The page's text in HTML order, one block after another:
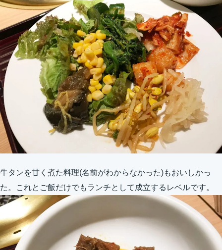
牛タンを甘く煮た料理(名前がわからなかった)もおいしかっ
た。これとご飯だけでもランチとして成立するレベルです。